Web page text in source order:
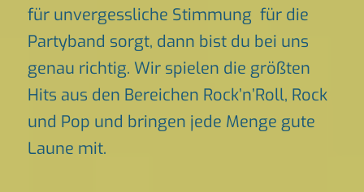
für unvergessliche Stimmung für die
Partyband sorgt, dann bist du bei uns
genau richtig. Wir spielen die größten
Hits aus den Bereichen Rock’n’Roll, Rock
und Pop und bringen jede Menge gute
Laune mit.